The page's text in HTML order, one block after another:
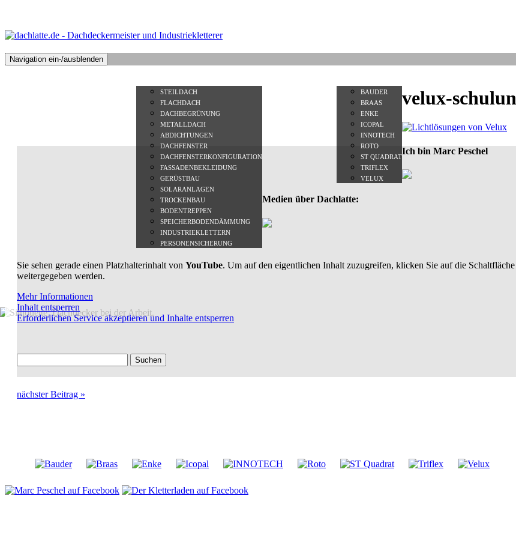
Navigation ein-/ausblenden
STEILDACH
FLACHDACH
DACHBEGRÜNUNG
METALLDACH
ABDICHTUNGEN
DACHFENSTER
DACHFENSTERKONFIGURATION
FASSADENBEKLEIDUNG
GERÜSTBAU
SOLARANLAGEN
TROCKENBAU
BODENTREPPEN
SPEICHERBODENDÄMMUNG
INDUSTRIEKLETTERN
PERSONENSICHERUNG
BAUDER
BRAAS
ENKE
ICOPAL
INNOTECH
ROTO
ST QUADRAT
TRIFLEX
VELUX
velux-
Ich bin Marc Peschel
Medien über Dachlatte:
Sie sehen gerade einen Platzhalterinhalt von YouTube. Um auf den eigentlichen Inhalt zuzugreifen, klicken Sie auf die
weitergegeben werden.
Mehr Informationen
Inhalt entsperren
Erforderlichen Service akzeptieren und Inhalte entsperren
nach:
nächster Beitrag »